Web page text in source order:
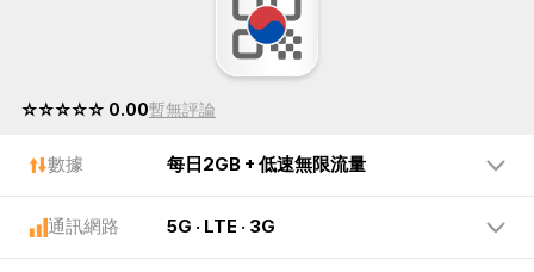
☆☆☆☆☆ 0.00暫無評論
數據 每日2GB + 低速無限流量
通訊網路 5G · LTE · 3G